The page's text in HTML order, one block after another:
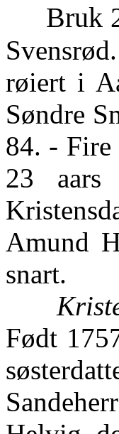
Bruk
røiert i
Søndre
84. - Fire
23
Amund
snart.
Født